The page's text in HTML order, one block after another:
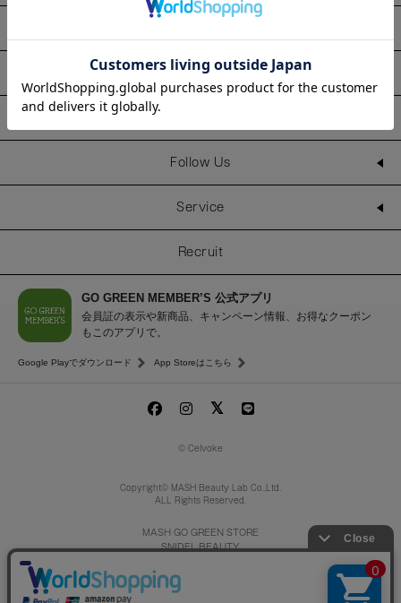
Line Up
Follow Us
Service
Recruit
GO GREEN MEMBER’S 公式アプリ
会員証の表示や新商品、キャンペーン情報、お得なクーポン
もこのアプリで。
Google Playでダウンロード App Storeはこちら
© Celvoke
Copyright© MASH Beauty Lab Co.,Ltd.
ALL Rights Reserved.
MASH GO GREEN STORE
SNIDEL BEAUTY
F ORGANICS